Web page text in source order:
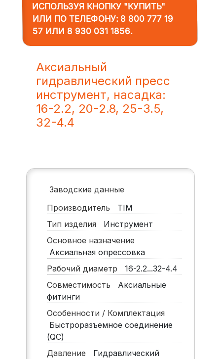
ИСПОЛЬЗУЯ КНОПКУ "КУПИТЬ"
ИЛИ ПО ТЕЛЕФОНУ: 8 800 777 19
57ИЛИ 8 930 031 1856.
Аксиальный
гидравлический пресс
инструмент, насадка:
16-2.2, 20-2.8, 25-3.5,
32-4.4
Заводские данные
Производитель
TIM
Тип изделия
Инструмент
Основное назначение
Аксиальная опрессовка
Рабочий диаметр
16-2.2...32-4.4
Совместимость
Аксиальные
фитинги
Особенности / Комплектация
Быстроразъемное соединение
(QC)
Давление
Гидравлический